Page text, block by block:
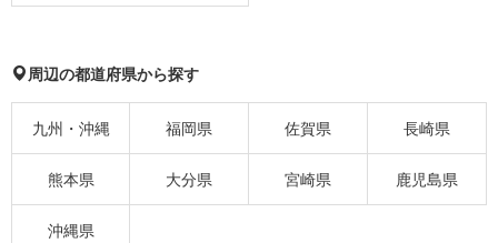
周辺の都道府県から探す
九州・沖縄 福岡県 佐賀県 長崎県
熊本県 大分県 宮崎県 鹿児島県
沖縄県